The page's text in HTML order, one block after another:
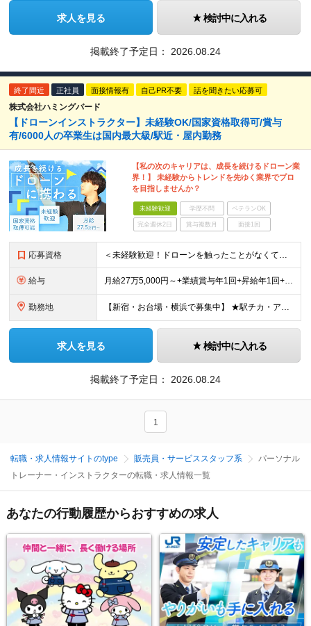
求人を見る 検討中に入れる
掲載終了予定日： 2026.08.24
終了間近 正社員 面接情報有 自己PR不要 話を聞きたい応募可
株式会社ハミングバード
【ドローンインストラクター】未経験OK/国家資格取得可/賞与
有/6000人の卒業生は国内最大級/駅近・屋内勤務
【私の次のキャリアは、成長を続けるドローン業
界！】 未経験からトレンドを先ゆく業界でプロ
を目指しませんか？
未経験歓迎 学歴不問 ベテランOK
完全週休2日 賞与複数月 面接1回
応募資格 ＜未経験歓迎！ドローンを触ったことがなくて不安という方もまずはご応募ください！＞ ◆高卒以上 ◆要普通自動車免許（AT限定可） ◆35歳までの方（若手層の長期キャリア形成のため） ＼下記に当てはま
給与 月給27万5,000円～+業績賞与年1回+昇給年1回+交通費支給 ※固定残業代（6万1659円/40h分）を含みます。超過分は別途支給 ※試用期間3ヶ月あり（待遇・条件面の差異はありません）
勤務地 【新宿・お台場・横浜で募集中】 ★駅チカ・アクセス良好・屋内勤務 【お台場本校】 東京都港区台場1-7-1 アクアシティお台場3F 【新宿校】 東京都新宿区新宿5-16-4 新宿マルイ メン6F
求人を見る 検討中に入れる
掲載終了予定日： 2026.08.24
1
転職・求人情報サイトのtype 販売員・サービススタッフ系
パーソナル
トレーナー・インストラクターの転職・求人情報一覧
あなたの行動履歴からおすすめの求人